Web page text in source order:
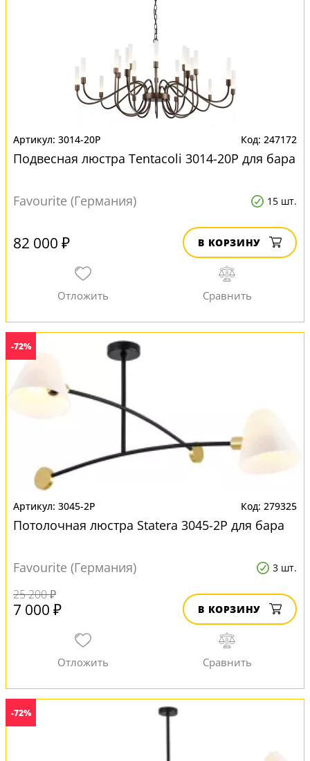
3014-20P 247172
Подвесная люстра Tentacoli 3014-20P для бара
Favourite (Германия) 15 шт.
82 000 ₽ В КОРЗИНУ
-72%
3045-2P 279325
Потолочная люстра Statera 3045-2P для бара
Favourite (Германия) 3 шт.
25 200 ₽
7 000 ₽ В КОРЗИНУ
-72%